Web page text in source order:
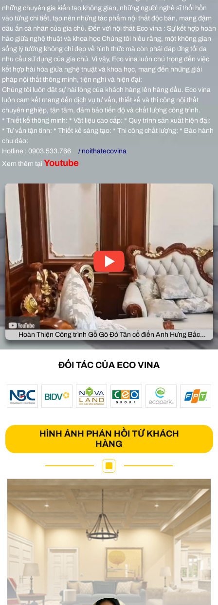
những chuyên gia kiến tạo không gian, những người nghệ sĩ thổi hồn
vào từng chi tiết, tạo nên những tác phẩm nội thất độc bản, mang đậm
dấu ấn cá nhân của gia chủ. Đến với nội thất Eco vina : Sự kết hợp hoàn
hảo giữa nghệ thuật và khoa học Chúng tôi hiểu rằng, một không gian
sống lý tưởng không chỉ đẹp về hình thức mà còn phải đáp ứng tối đa
nhu cầu sử dụng của gia chủ. Vì vậy, Eco vina luôn chú trọng đến việc
kết hợp hài hòa giữa nghệ thuật và khoa học, mang đến những giải
pháp nội thất thông minh, tiện nghi và hiện đại:
Chúng tôi luôn đặt sự hài lòng của khách hàng lên hàng đầu. Eco vina
luôn cam kết mang đến dịch vụ tư vấn, thiết kế và thi công nội thất
chuyên nghiệp, tận tâm, đảm bảo tiến độ và chất lượng công trình.
* Thiết kế thông minh: * Vật liệu cao cấp: * Quy trình sản xuất hiện đại:
* Tư vấn tận tình: * Thiết kế sáng tạo: * Thi công chất lượng: * Bảo hành
chu đáo:
Hotline : 0903.533.766
/ noithatecovina
Xem thêm tại Youtube
Hoàn Thiện Công trình Gỗ Gõ Đỏ Tân cổ điển Anh Hưng Bắc
Giang
ĐỐI TÁC CỦA ECO VINA
HÌNH ẢNH PHẢN HỒI TỪ KHÁCH
HÀNG